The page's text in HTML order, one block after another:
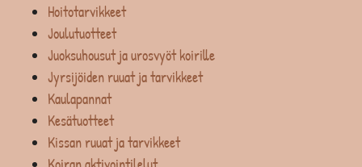
Hoitotarvikkeet
Joulutuotteet
Juoksuhousut ja urosvyöt koirille
Jyrsijöiden ruuat ja tarvikkeet
Kaulapannat
Kesätuotteet
Kissan ruuat ja tarvikkeet